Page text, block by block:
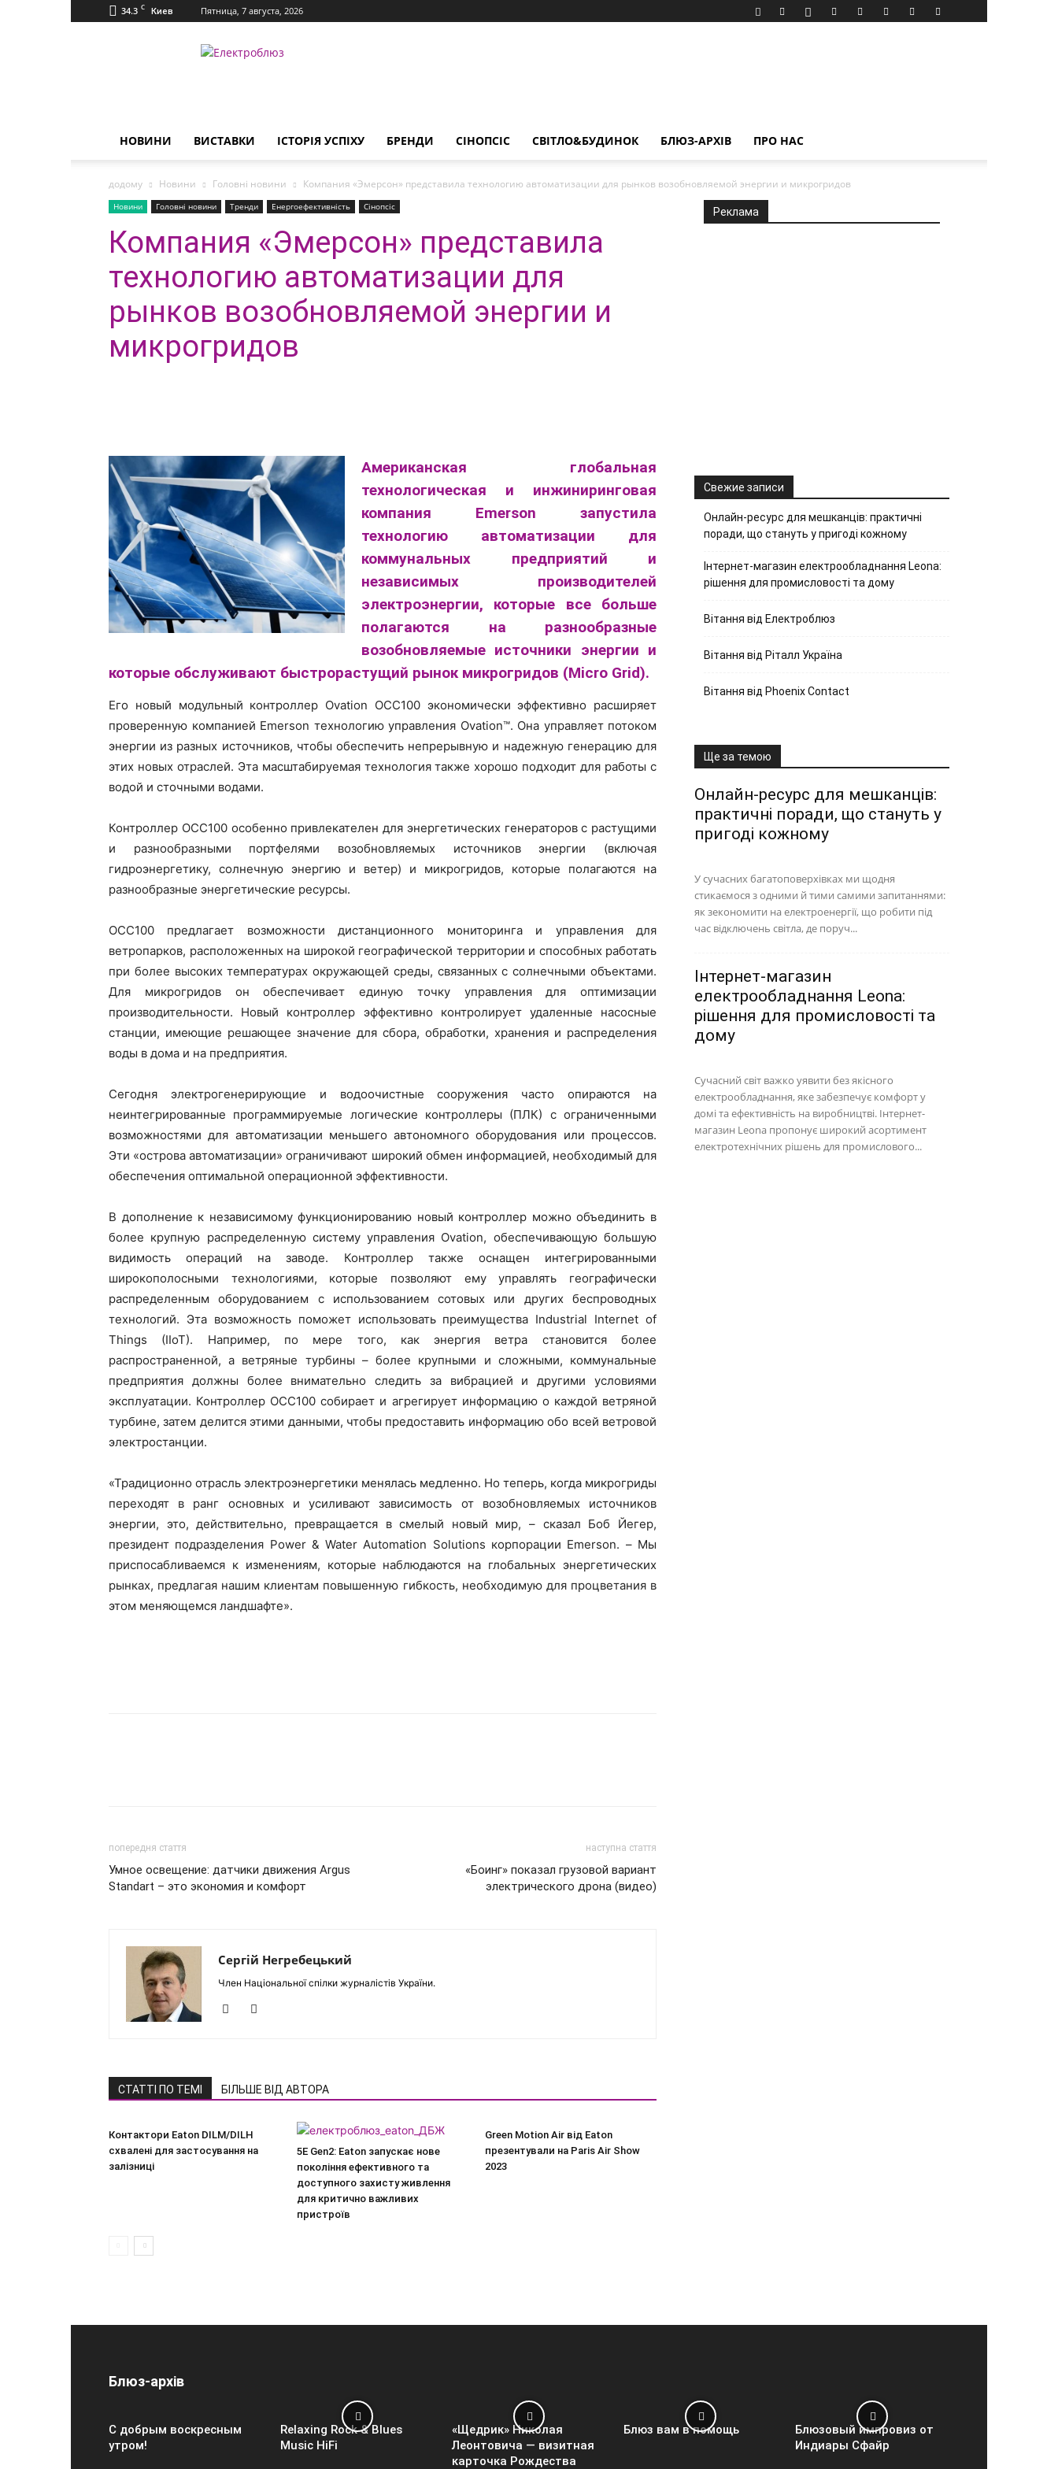
34.3 C Киев Пятница, 7 августа, 2026
Електроблюз
НОВИНИ ВИСТАВКИ ІСТОРІЯ УСПІХУ БРЕНДИ СІНОПСІС СВІТЛО&БУДИНОК БЛЮЗ-АРХІВ ПРО НАС
додому Новини Головні новини Компания «Эмерсон» представила технологию автоматизации для рынков возобновляемой энергии и микрогридов
Новини Головні новини Тренди Енергоефективність Сінопсіс
Компания «Эмерсон» представила
технологию автоматизации для
рынков возобновляемой энергии и
микрогридов
Американская глобальная
технологическая и инжиниринговая
компания Emerson запустила
технологию автоматизации для
коммунальных предприятий и
независимых производителей
электроэнергии, которые все больше
полагаются на разнообразные
возобновляемые источники энергии и
которые обслуживают быстрорастущий рынок микрогридов (Micro Grid).
Его новый модульный контроллер Ovation OCC100 экономически эффективно расширяет
проверенную компанией Emerson технологию управления Ovation™. Она управляет потоком
энергии из разных источников, чтобы обеспечить непрерывную и надежную генерацию для
этих новых отраслей. Эта масштабируемая технология также хорошо подходит для работы с
водой и сточными водами.
Контроллер OCC100 особенно привлекателен для энергетических генераторов с растущими
и разнообразными портфелями возобновляемых источников энергии (включая
гидроэнергетику, солнечную энергию и ветер) и микрогридов, которые полагаются на
разнообразные энергетические ресурсы.
OCC100 предлагает возможности дистанционного мониторинга и управления для
ветропарков, расположенных на широкой географической территории и способных работать
при более высоких температурах окружающей среды, связанных с солнечными объектами.
Для микрогридов он обеспечивает единую точку управления для оптимизации
производительности. Новый контроллер эффективно контролирует удаленные насосные
станции, имеющие решающее значение для сбора, обработки, хранения и распределения
воды в дома и на предприятия.
Сегодня электрогенерирующие и водоочистные сооружения часто опираются на
неинтегрированные программируемые логические контроллеры (ПЛК) с ограниченными
возможностями для автоматизации меньшего автономного оборудования или процессов.
Эти «острова автоматизации» ограничивают широкий обмен информацией, необходимый для
обеспечения оптимальной операционной эффективности.
В дополнение к независимому функционированию новый контроллер можно объединить в
более крупную распределенную систему управления Ovation, обеспечивающую большую
видимость операций на заводе. Контроллер также оснащен интегрированными
широкополосными технологиями, которые позволяют ему управлять географически
распределенным оборудованием с использованием сотовых или других беспроводных
технологий. Эта возможность поможет использовать преимущества Industrial Internet of
Things (IIoT). Например, по мере того, как энергия ветра становится более
распространенной, а ветряные турбины – более крупными и сложными, коммунальные
предприятия должны более внимательно следить за вибрацией и другими условиями
эксплуатации. Контроллер OCC100 собирает и агрегирует информацию о каждой ветряной
турбине, затем делится этими данными, чтобы предоставить информацию обо всей ветровой
электростанции.
«Традиционно отрасль электроэнергетики менялась медленно. Но теперь, когда микрогриды
переходят в ранг основных и усиливают зависимость от возобновляемых источников
энергии, это, действительно, превращается в смелый новый мир, – сказал Боб Йегер,
президент подразделения Power & Water Automation Solutions корпорации Emerson. – Мы
приспосабливаемся к изменениям, которые наблюдаются на глобальных энергетических
рынках, предлагая нашим клиентам повышенную гибкость, необходимую для процветания в
этом меняющемся ландшафте».
попередня стаття
Умное освещение: датчики движения Argus
Standart – это экономия и комфорт
наступна стаття
«Боинг» показал грузовой вариант
электрического дрона (видео)
Сергій Негребецький
Член Національної спілки журналістів України.
СТАТТІ ПО ТЕМІ БІЛЬШЕ ВІД АВТОРА
Контактори Eaton DILM/DILH
схвалені для застосування на
залізниці
5E Gen2: Eaton запускає нове
покоління ефективного та
доступного захисту живлення
для критично важливих
пристроїв
Green Motion Air від Eaton
презентували на Paris Air Show
2023
Реклама
Свежие записи
Онлайн-ресурс для мешканців: практичні
поради, що стануть у пригоді кожному
Інтернет-магазин електрообладнання Leona:
рішення для промисловості та дому
Вітання від Електроблюз
Вітання від Ріталл Україна
Вітання від Phoenix Contact
Ще за темою
Онлайн-ресурс для мешканців:
практичні поради, що стануть у
пригоді кожному
У сучасних багатоповерхівках ми щодня
стикаємося з одними й тими самими запитаннями:
як зекономити на електроенергії, що робити під
час відключень світла, де поруч...
Інтернет-магазин
електрообладнання Leona:
рішення для промисловості та
дому
Сучасний світ важко уявити без якісного
електрообладнання, яке забезпечує комфорт у
домі та ефективність на виробництві. Інтернет-
магазин Leona пропонує широкий асортимент
електротехнічних рішень для промислового...
Блюз-архів
С добрым воскресным
утром!
Relaxing Rock & Blues
Music HiFi
«Щедрик» Николая
Леонтовича — визитная
карточка Рождества
Блюз вам в помощь
Блюзовый импровиз от
Индиары Сфайр